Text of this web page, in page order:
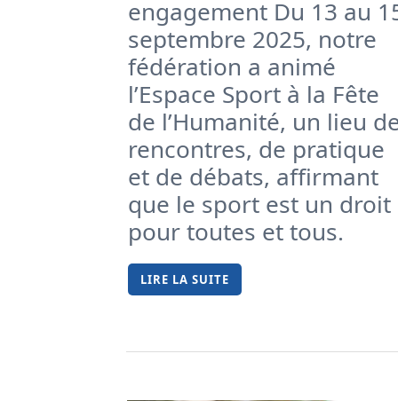
engagement Du 13 au
septembre 2025, notre
fédération a animé
l’Espace Sport à la Fête
de l’Humanité, un lieu
rencontres, de pratique
et de débats, affirmant
que le sport est un droit
pour toutes et tous.
LIRE LA SUITE